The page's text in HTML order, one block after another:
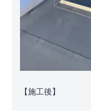
【施工後】